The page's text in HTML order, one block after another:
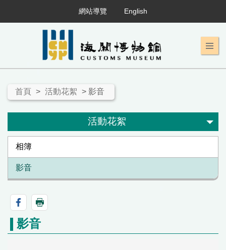
網站導覽 English
首頁 > 活動花絮 > 影音
活動花絮
相簿
影音
影音